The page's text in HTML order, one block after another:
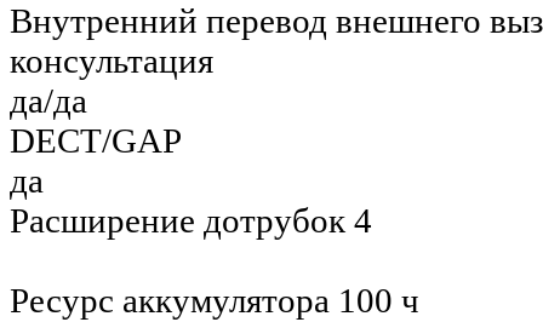
Внутренний перевод внешнего
консультация
да/да
DECT/GAP
да
Расширение дотрубок 4
Ресурс аккумулятора 100 ч